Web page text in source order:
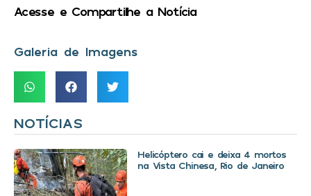
Acesse e Compartilhe a Notícia
Galeria de Imagens
NOTÍCIAS
Helicóptero cai e deixa 4 mortos
na Vista Chinesa, Rio de Janeiro